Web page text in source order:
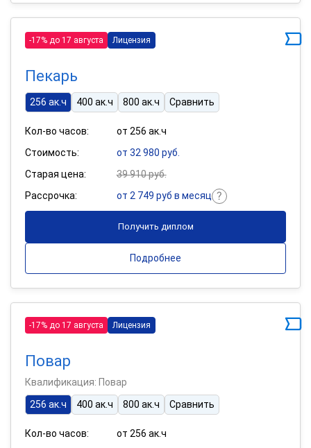
-17% до 17 августа Лицензия
Пекарь
256 ак.ч 400 ак.ч 800 ак.ч Сравнить
Кол-во часов:
от 256 ак.ч
Стоимость:
от 32 980 руб.
Старая цена:
39 910 руб.
Рассрочка:
от 2 749 руб в месяц
Получить диплом
Подробнее
-17% до 17 августа Лицензия
Повар
Квалификация: Повар
256 ак.ч
400 ак.ч 800 ак.ч Сравнить
Кол-во часов:
от 256 ак.ч